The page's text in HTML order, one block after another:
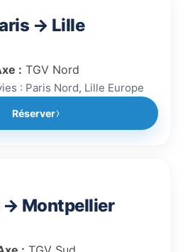
→ Lille
: TGV Nord
: Paris Nord, Lille Europe
Réserver
→ Montpellier